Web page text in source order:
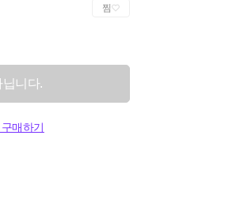
찜
니다.
매하기